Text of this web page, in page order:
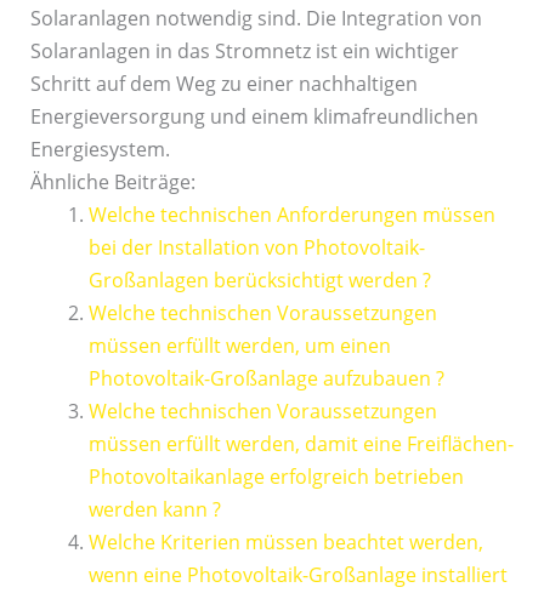
Solaranlagen notwendig sind. Die Integration von
Solaranlagen in das Stromnetz ist ein wichtiger
Schritt auf dem Weg zu einer nachhaltigen
Energieversorgung und einem klimafreundlichen
Energiesystem.
Ähnliche Beiträge:
Welche technischen Anforderungen müssen
bei der Installation von Photovoltaik-
Großanlagen berücksichtigt werden ?
Welche technischen Voraussetzungen
müssen erfüllt werden, um einen
Photovoltaik-Großanlage aufzubauen ?
Welche technischen Voraussetzungen
müssen erfüllt werden, damit eine Freiflächen-
Photovoltaikanlage erfolgreich betrieben
werden kann ?
Welche Kriterien müssen beachtet werden,
wenn eine Photovoltaik-Großanlage installiert